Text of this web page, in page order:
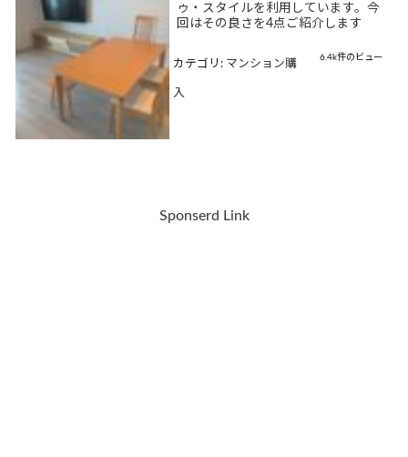
ゥ・スタイルを利用しています。今
回はその良さを4点ご紹介します
6.4k件のビュー
カテゴリ: マンション購
入
Sponserd Link